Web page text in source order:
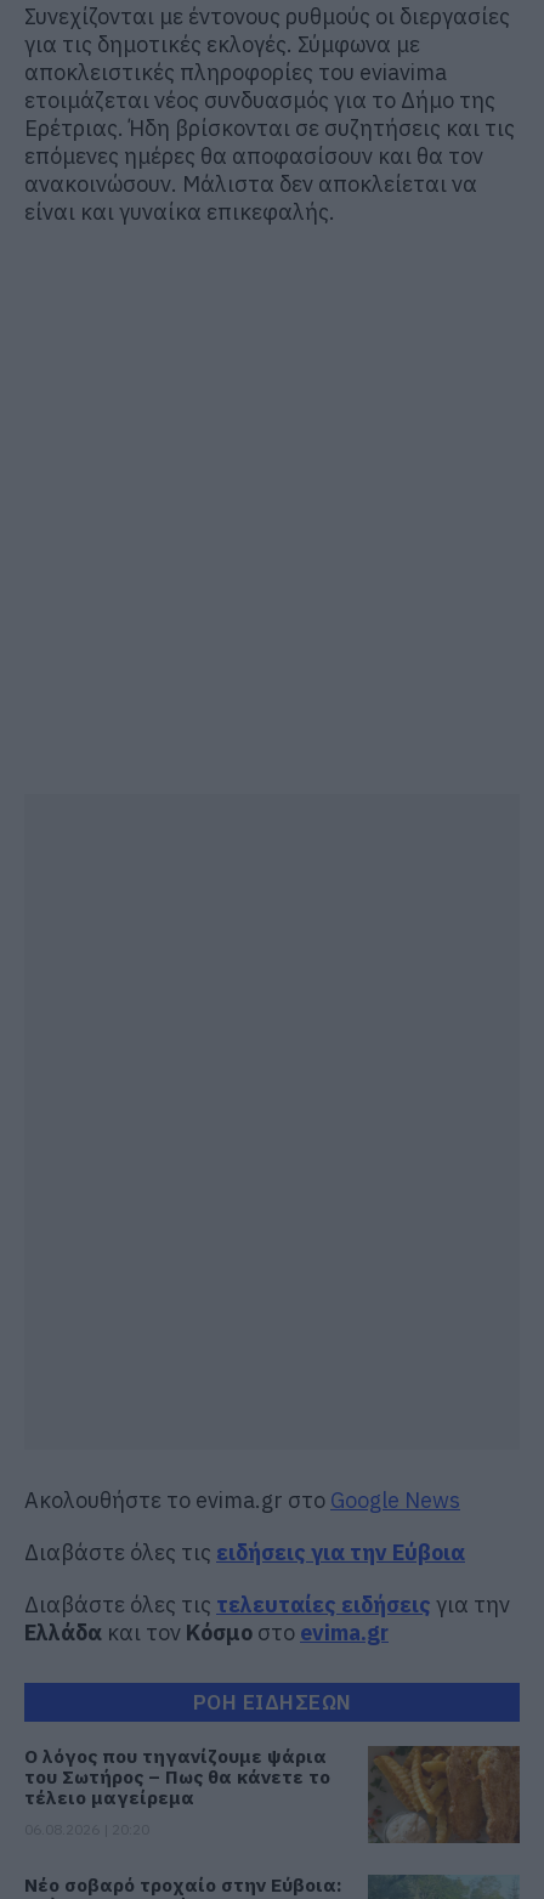
Συνεχίζονται με έντονους ρυθμούς οι διεργασίες
για τις δημοτικές εκλογές. Σύμφωνα με
αποκλειστικές πληροφορίες του eviavima
ετοιμάζεται νέος συνδυασμός για το Δήμο της
Ερέτριας. Ήδη βρίσκονται σε συζητήσεις και τις
επόμενες ημέρες θα αποφασίσουν και θα τον
ανακοινώσουν. Μάλιστα δεν αποκλείεται να
είναι και γυναίκα επικεφαλής.
Ακολουθήστε το evima.gr στο Google News
Διαβάστε όλες τις ειδήσεις για την Εύβοια
Διαβάστε όλες τις τελευταίες ειδήσεις για την
Ελλάδα και τον Κόσμο στο evima.gr
ΡΟΗ ΕΙΔΗΣΕΩΝ
Ο λόγος που τηγανίζουμε ψάρια
του Σωτήρος – Πως θα κάνετε το
τέλειο μαγείρεμα
Νέο σοβαρό τροχαίο στην Εύβοια: